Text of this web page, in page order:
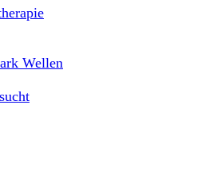
Wellen